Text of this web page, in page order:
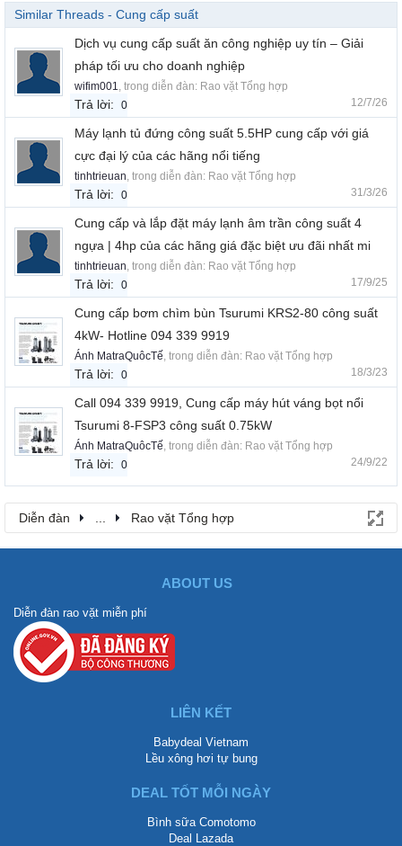
Similar Threads - Cung cấp suất
Dịch vụ cung cấp suất ăn công nghiệp uy tín – Giải
pháp tối ưu cho doanh nghiệp
wifim001, trong diễn đàn: Rao vặt Tổng hợp
Trả lời: 0 12/7/26
Máy lạnh tủ đứng công suất 5.5HP cung cấp với giá
cực đại lý của các hãng nổi tiếng
tinhtrieuan, trong diễn đàn: Rao vặt Tổng hợp
Trả lời: 0 31/3/26
Cung cấp và lắp đặt máy lạnh âm trần công suất 4
ngựa | 4hp của các hãng giá đặc biệt ưu đãi nhất mi
tinhtrieuan, trong diễn đàn: Rao vặt Tổng hợp
Trả lời: 0 17/9/25
Cung cấp bơm chìm bùn Tsurumi KRS2-80 công suất
4kW- Hotline 094 339 9919
Ánh MatraQuôcTế, trong diễn đàn: Rao vặt Tổng hợp
Trả lời: 0 18/3/23
Call 094 339 9919, Cung cấp máy hút váng bọt nổi
Tsurumi 8-FSP3 công suất 0.75kW
Ánh MatraQuôcTế, trong diễn đàn: Rao vặt Tổng hợp
Trả lời: 0 24/9/22
Diễn đàn Rao vặt Tổng hợp
ABOUT US
Diễn đàn rao vặt miễn phí
LIÊN KẾT
Babydeal Vietnam
Lều xông hơi tự bung
DEAL TỐT MỖI NGÀY
Bình sữa Comotomo
Deal Lazada